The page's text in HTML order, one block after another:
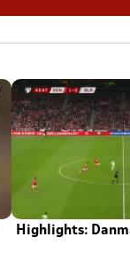
Highlights: